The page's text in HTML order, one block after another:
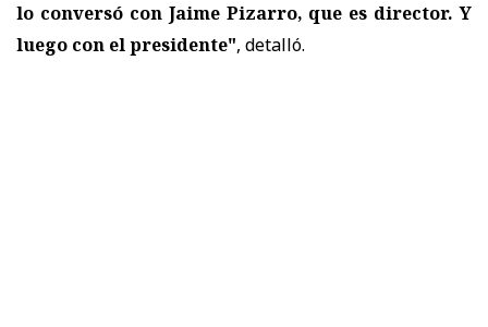
lo conversó con Jaime Pizarro, que es director. Y
luego con el presidente", detalló.